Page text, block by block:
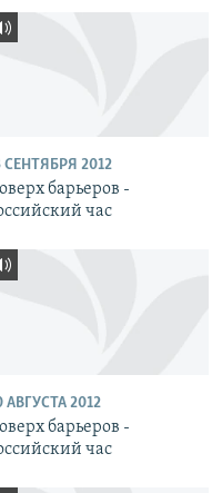
СЕНТЯБРЯ 2012
барьеров -
час
АВГУСТА 2012
барьеров -
час